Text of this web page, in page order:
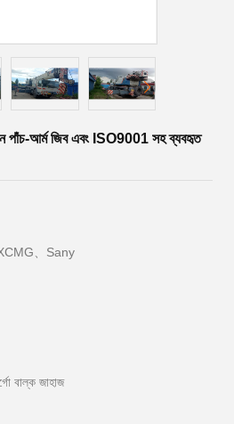
পাঁচ-আর্ম জিব এবং ISO9001 সহ ব্যবহৃত
XCMG、Sany
বাল্ক জাহাজ